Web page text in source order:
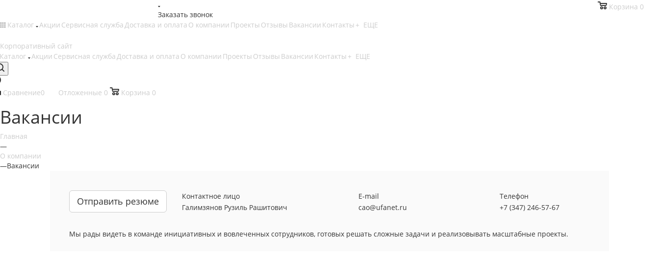
Заказать звонок
Корзина 0
Каталог Акции Сервисная службаДоставка и оплата О компании Проекты Отзывы Вакансии Контакты + ЕЩЕ
Акции Сервисная служба Доставка и оплата О компании Проекты Отзывы Вакансии Контакты + ЕЩЕ
Сравнение0 Отложенные 0 Корзина 0
Вакансии
Главная
—
О компании
—Вакансии
Отправить резюме
Контактное лицо
Галимзянов Рузиль Рашитович
E-mail
cao@ufanet.ru
Телефон
+7 (347) 246-57-67
Мы рады видеть в команде инициативных и вовлеченных сотрудников, готовых решать сложные задачи и реализовывать масштабные проекты.